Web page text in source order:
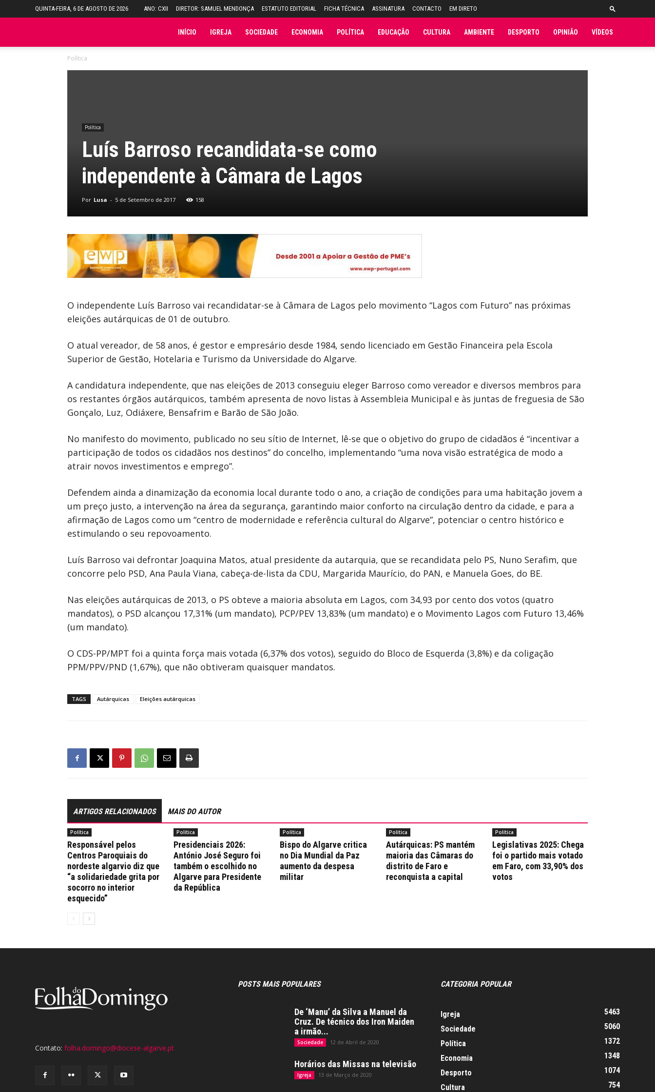
QUINTA-FEIRA, 6 DE AGOSTO DE 2026 ANO: CXII DIRETOR: SAMUEL MENDONÇA ESTATUTO EDITORIAL FICHA TÉCNICA ASSINATURA CONTACTO EM DIRETO
INÍCIO IGREJA SOCIEDADE ECONOMIA POLÍTICA EDUCAÇÃO CULTURA AMBIENTE DESPORTO OPINIÃO VÍDEOS
Política
Política
Luís Barroso recandidata-se como
independente à Câmara de Lagos
Por Lusa - 5 de Setembro de 2017 158
O independente Luís Barroso vai recandidatar-se à Câmara de Lagos pelo movimento “Lagos com Futuro” nas próximas
eleições autárquicas de 01 de outubro.
O atual vereador, de 58 anos, é gestor e empresário desde 1984, sendo licenciado em Gestão Financeira pela Escola
Superior de Gestão, Hotelaria e Turismo da Universidade do Algarve.
A candidatura independente, que nas eleições de 2013 conseguiu eleger Barroso como vereador e diversos membros para
os restantes órgãos autárquicos, também apresenta de novo listas à Assembleia Municipal e às juntas de freguesia de São
Gonçalo, Luz, Odiáxere, Bensafrim e Barão de São João.
No manifesto do movimento, publicado no seu sítio de Internet, lê-se que o objetivo do grupo de cidadãos é “incentivar a
participação de todos os cidadãos nos destinos” do concelho, implementando “uma nova visão estratégica de modo a
atrair novos investimentos e emprego”.
Defendem ainda a dinamização da economia local durante todo o ano, a criação de condições para uma habitação jovem a
um preço justo, a intervenção na área da segurança, garantindo maior conforto na circulação dentro da cidade, e para a
afirmação de Lagos como um “centro de modernidade e referência cultural do Algarve”, potenciar o centro histórico e
estimulando o seu repovoamento.
Luís Barroso vai defrontar Joaquina Matos, atual presidente da autarquia, que se recandidata pelo PS, Nuno Serafim, que
concorre pelo PSD, Ana Paula Viana, cabeça-de-lista da CDU, Margarida Maurício, do PAN, e Manuela Goes, do BE.
Nas eleições autárquicas de 2013, o PS obteve a maioria absoluta em Lagos, com 34,93 por cento dos votos (quatro
mandatos), o PSD alcançou 17,31% (um mandato), PCP/PEV 13,83% (um mandato) e o Movimento Lagos com Futuro 13,46%
(um mandato).
O CDS-PP/MPT foi a quinta força mais votada (6,37% dos votos), seguido do Bloco de Esquerda (3,8%) e da coligação
PPM/PPV/PND (1,67%), que não obtiveram quaisquer mandatos.
TAGS Autárquicas Eleições autárquicas
ARTIGOS RELACIONADOS MAIS DO AUTOR
Política
Responsável pelos
Centros Paroquiais do
nordeste algarvio diz que
“a solidariedade grita por
socorro no interior
esquecido”
Política
Presidenciais 2026:
António José Seguro foi
também o escolhido no
Algarve para Presidente
da República
Política
Bispo do Algarve critica
no Dia Mundial da Paz
aumento da despesa
militar
Política
Autárquicas: PS mantém
maioria das Câmaras do
distrito de Faro e
reconquista a capital
Política
Legislativas 2025: Chega
foi o partido mais votado
em Faro, com 33,90% dos
votos
Contato: folha.domingo@diocese-algarve.pt
POSTS MAIS POPULARES
De ‘Manu’ da Silva a Manuel da
Cruz. De técnico dos Iron Maiden
a irmão...
Sociedade 12 de Abril de 2020
Horários das Missas na televisão
Igreja 13 de Março de 2020
CATEGORIA POPULAR
Igreja
5463
Sociedade
5060
Política
1372
Economia
1348
Desporto
1074
Cultura
754